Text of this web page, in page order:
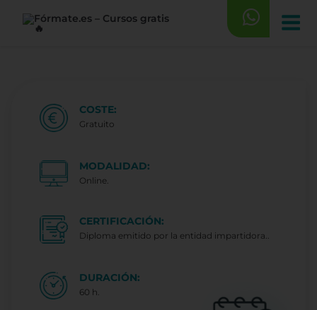
COSTE:
Gratuito
MODALIDAD:
Online.
CERTIFICACIÓN:
Diploma emitido por la entidad impartidora..
DURACIÓN:
60 h.